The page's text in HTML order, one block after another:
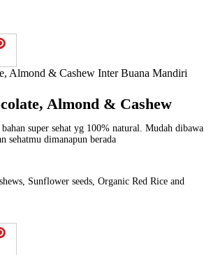
Almond & Cashew
super sehat yg 100% natural. Mudah dibawa
sehatmu dimanapun berada
Sunflower seeds, Organic Red Rice and